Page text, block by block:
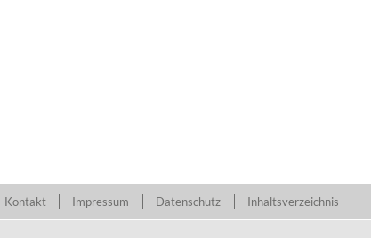
Kontakt Impressum Datenschutz Inhaltsverzeichnis